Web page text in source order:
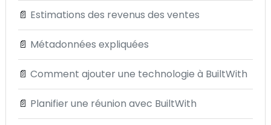
📄 Estimations des revenus des ventes
📄 Métadonnées expliquées
📄 Comment ajouter une technologie à BuiltWith
📄 Planifier une réunion avec BuiltWith